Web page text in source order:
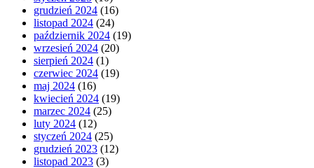
grudzień 2024 (16)
listopad 2024 (24)
październik 2024 (19)
wrzesień 2024 (20)
sierpień 2024 (1)
czerwiec 2024 (19)
maj 2024 (16)
kwiecień 2024 (19)
marzec 2024 (25)
luty 2024 (12)
styczeń 2024 (25)
grudzień 2023 (12)
listopad 2023 (3)